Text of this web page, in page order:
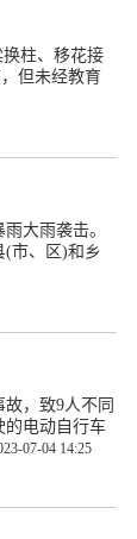
柱、移花接
但未经教育
大雨袭击。
市、区)和乡
，致9人不同
的电动自行车
07-04 14:25